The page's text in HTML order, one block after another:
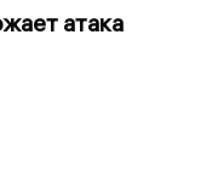
атака